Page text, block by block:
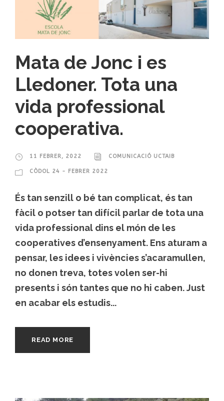
Mata de Jonc i es
Lledoner. Tota una
vida professional
cooperativa.
11 FEBRER, 2022 COMUNICACIÓ UCTAIB
CÒDOL 24 - FEBRER 2022
És tan senzill o bé tan complicat, és tan
fàcil o potser tan difícil parlar de tota una
vida professional dins el món de les
cooperatives d’ensenyament. Ens aturam a
pensar, les idees i vivències s’acaramullen,
no donen treva, totes volen ser-hi
presents i són tantes que no hi caben. Just
en acabar els estudis...
READ MORE